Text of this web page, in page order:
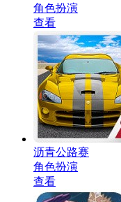
角色扮演
查看
沥青公路赛
角色扮演
查看